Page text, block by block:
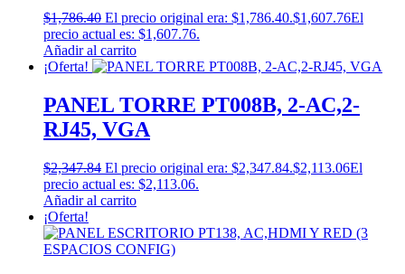
$1,786.40 El precio original era: $1,786.40.$1,607.76El
precio actual es: $1,607.76.
Añadir al carrito
¡Oferta!
PANEL TORRE PT008B, 2-AC,2-
RJ45, VGA
$2,347.84 El precio original era: $2,347.84.$2,113.06El
precio actual es: $2,113.06.
Añadir al carrito
¡Oferta!